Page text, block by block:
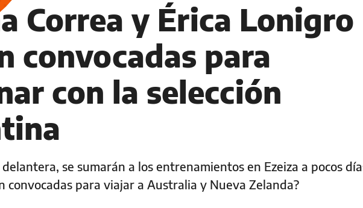
Correa y Érica Lonigro
convocadas para
con la selección
se sumarán a los entrenamientos en Ezeiza a pocos
convocadas para viajar a Australia y Nueva Zelanda?